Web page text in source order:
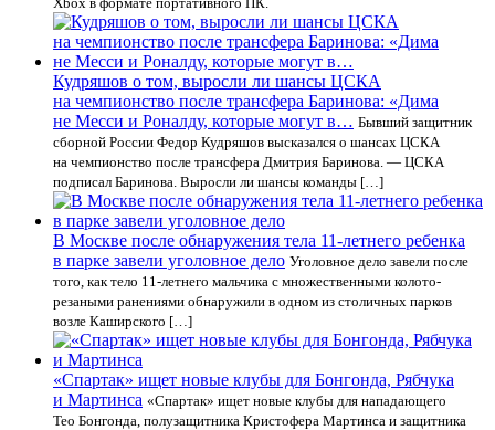
Кудряшов о том, выросли ли шансы ЦСКА
на чемпионство после трансфера Баринова: «Дима
не Месси и Роналду, которые могут в… Бывший защитник
сборной России Федор Кудряшов высказался о шансах ЦСКА
на чемпионство после трансфера Дмитрия Баринова. — ЦСКА
подписал Баринова. Выросли ли шансы команды […]
В Москве после обнаружения тела 11-летнего ребенка
в парке завели уголовное дело Уголовное дело завели после
того, как тело 11-летнего мальчика с множественными колото-
резаными ранениями обнаружили в одном из столичных парков
возле Каширского […]
«Спартак» ищет новые клубы для Бонгонда, Рябчука
и Мартинса «Спартак» ищет новые клубы для нападающего
Тео Бонгонда, полузащитника Кристофера Мартинса и защитника